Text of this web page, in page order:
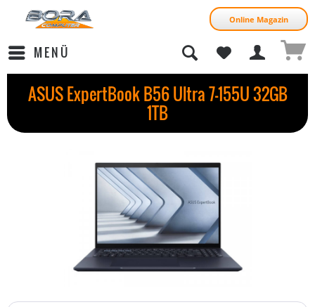
Online Magazin
MENÜ
ASUS ExpertBook B56 Ultra 7-155U 32GB
1TB